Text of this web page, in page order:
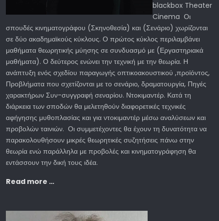
blackbox Theater
Cinema Οι
σπουδές κινηματογράφου (Σκηνοθεσία) και (Σενάριο) χωρίζονται
σε δύο ακαδημαϊκούς κύκλους. Ο πρώτος κύκλος περιλαμβάνει
μαθήματα θεωρητικής μύησης σε συνδυασμό με (Εργαστηριακά
μαθήματα). Ο δεύτερος ενώνει την τεχνική με την θεωρία. Η
ανάπτυξη ενός σχεδίου παραγωγής οπτικοακουστικού ,προϊόντος,
Προβλήματα που σχετίζονται με το σενάριο, δραματουργία, Πηγές
χαρακτήρων Συν-συγγραφή σεναρίου. Ντοκιμαντέρ. Κατά τη
διάρκεια των σποδών θα μελετηθούν διαφορετικές τεχνικές
αφήγησης μυθοπλασίας και για ντοκιμαντέρ μέσω αναλύσεων και
προβολών ταινιών. Οι συμμετέχοντες θα έχουν τη δυνατότητα να
παρακολουθήσουν μικρές θεωρητικές συζητήσεις πάνω στην
θεωρία ενώ παράλληλα με προβολές και κινηματογράφηση θα
εντάσσουν την δική τους ιδέα.
Read more …